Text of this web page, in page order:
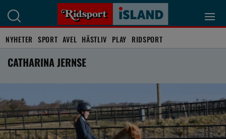
NYHETER SPORT AVEL HÄSTLIV PLAY RIDSPORT
CATHARINA JERNSE